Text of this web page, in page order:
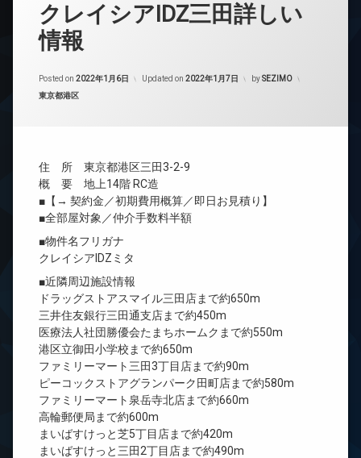
クレイシアIDZ三田詳しい
情報
Posted on 2022年1月6日 Updated on 2022年1月7日 bySEZIMO
カテゴリー:
東京都港区
住 所 東京都港区三田3-2-9
概 要 地上14階 RC造
■【→ 契約金／初期費用概算／即日お見積り】
■全部屋対象／仲介手数料半額
■物件名フリガナ
クレイシアIDZミタ
■近隣周辺施設情報
ドラッグストアスマイル三田店まで約650m
三井住友銀行三田通支店まで約450m
医療法人社団勝優会たまちホームクまで約550m
港区立御田小学校まで約650m
ファミリーマート三田3丁目店まで約90m
ピーコックストアグランパーク田町店まで約580m
ファミリーマート泉岳寺北店まで約660m
高輪郵便局まで約600m
まいばすけっと芝5丁目店まで約420m
まいばすけっと三田2丁目店まで約490m